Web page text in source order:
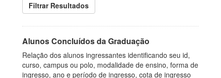
Filtrar Resultados
Alunos Concluídos da Graduação
Relação dos alunos ingressantes identificando seu id,
curso, campus ou polo, modalidade de ensino, forma de
ingresso, ano e período de ingresso, cota de ingresso